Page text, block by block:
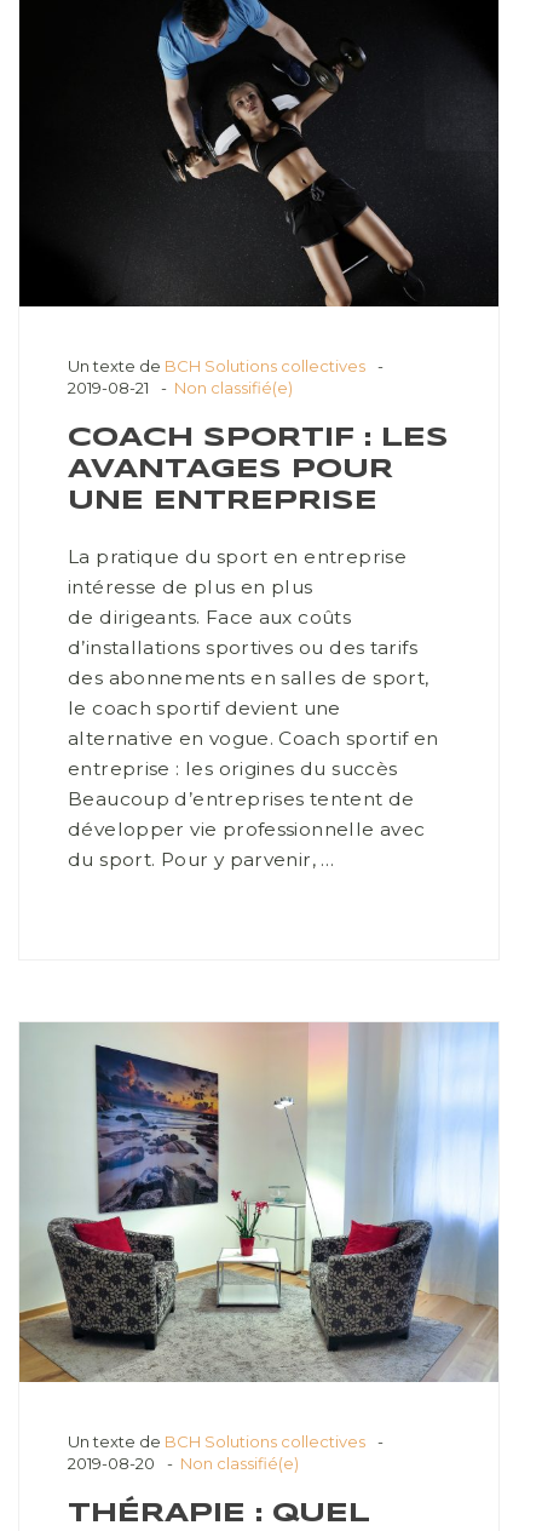
Un texte de BCH Solutions collectives
2019-08-21
Non classifié(e)
COACH SPORTIF : LES
AVANTAGES POUR
UNE ENTREPRISE
La pratique du sport en entreprise
intéresse de plus en plus
de dirigeants. Face aux coûts
d’installations sportives ou des tarifs
des abonnements en salles de sport,
le coach sportif devient une
alternative en vogue. Coach sportif en
entreprise : les origines du succès
Beaucoup d’entreprises tentent de
développer vie professionnelle avec
du sport. Pour y parvenir, …
Un texte de BCH Solutions collectives
2019-08-20
Non classifié(e)
THÉRAPIE : QUEL